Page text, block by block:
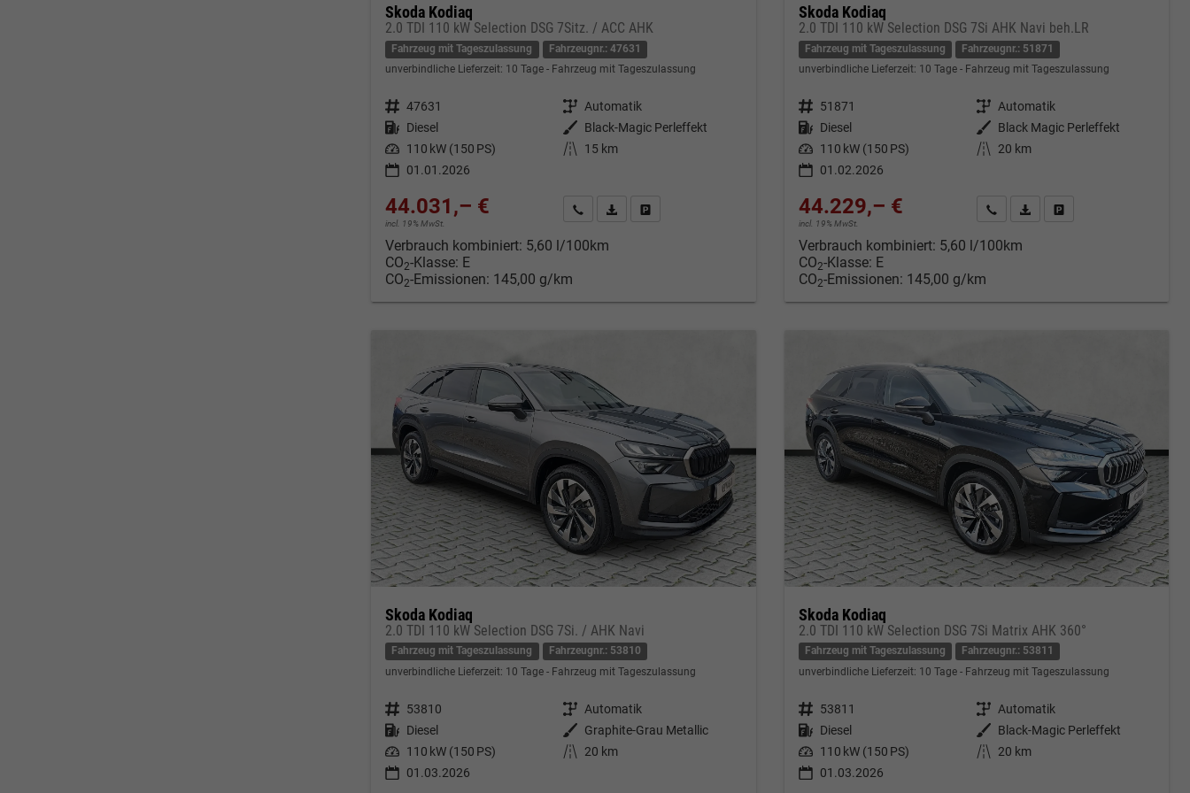
Skoda Kodiaq
2.0 TDI 110 kW Selection DSG 7Sitz. / ACC AHK
Fahrzeug mit Tageszulassung
Fahrzeugnr.: 47631
unverbindliche Lieferzeit: 10 Tage Fahrzeug mit Tageszulassung
Fahrzeugnr. 47631 Getriebe Automatik
Kraftstoff Diesel Außenfarbe
Black-Magic Perleffekt
Leistung 110 kW (150 PS) Kilometerstand
15 km
01.01.2026
44.031,– €
incl. 19% MwSt.
Kontakt & Angebot anfordern
PDF-Datei, Fahrzeugexposé drucken
Fahrzeug merken/Expose drucken
Verbrauch kombiniert: 5,60 l/100km
CO2-Klasse: E
CO2-Emissionen: 145,00 g/km
Skoda Kodiaq
2.0 TDI 110 kW Selection DSG 7Si AHK Navi beh.LR
Fahrzeug mit Tageszulassung
Fahrzeugnr.: 51871
unverbindliche Lieferzeit: 10 Tage Fahrzeug mit Tageszulassung
Fahrzeugnr. 51871 Getriebe Automatik
Kraftstoff Diesel Außenfarbe
Black Magic Perleffekt
Leistung 110 kW (150 PS) Kilometerstand
20 km
01.02.2026
44.229,– €
incl. 19% MwSt.
Kontakt & Angebot anfordern
PDF-Datei, Fahrzeugexposé
Fahrzeug merken/Expose
Verbrauch kombiniert: 5,60 l/100km
CO2-Klasse: E
CO2-Emissionen: 145,00 g/km
Skoda Kodiaq
2.0 TDI 110 kW Selection DSG 7Si. / AHK Navi
Fahrzeug mit Tageszulassung
Fahrzeugnr.: 53810
unverbindliche Lieferzeit: 10 Tage Fahrzeug mit Tageszulassung
Fahrzeugnr. 53810 Getriebe Automatik
Kraftstoff Diesel Außenfarbe
Graphite-Grau Metallic
Leistung 110 kW (150 PS) Kilometerstand
20 km
01.03.2026
Skoda Kodiaq
2.0 TDI 110 kW Selection DSG 7Si Matrix AHK 360°
Fahrzeug mit Tageszulassung
Fahrzeugnr.: 53811
unverbindliche Lieferzeit: 10 Tage Fahrzeug mit Tageszulassung
Fahrzeugnr. 53811 Getriebe Automatik
Kraftstoff Diesel Außenfarbe
Black-Magic Perleffekt
Leistung 110 kW (150 PS) Kilometerstand
20 km
01.03.2026